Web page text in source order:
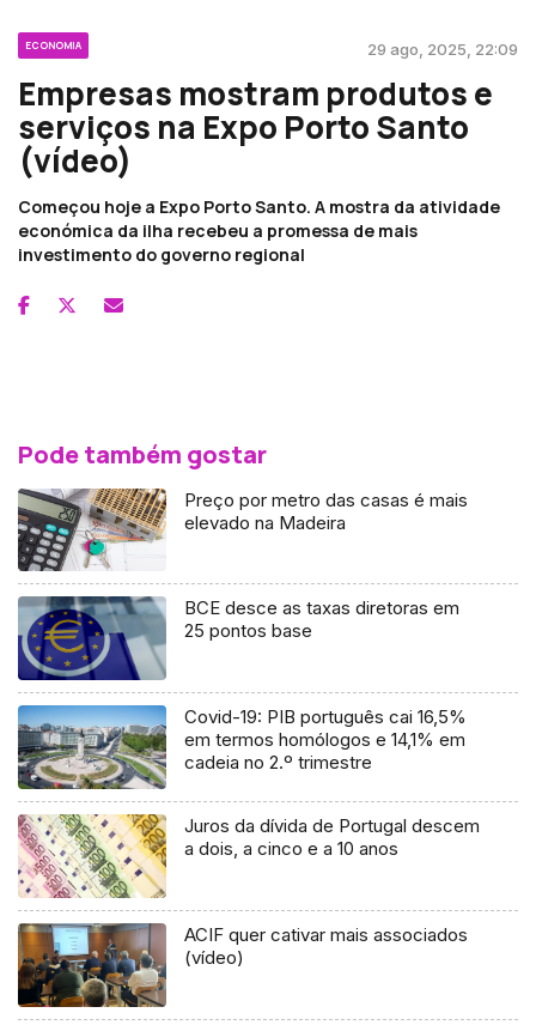
ECONOMIA 29 ago, 2025, 22:09
Empresas mostram produtos e
serviços na Expo Porto Santo
(vídeo)
Começou hoje a Expo Porto Santo. A mostra da atividade
económica da ilha recebeu a promessa de mais
investimento do governo regional
Pode também gostar
Preço por metro das casas é mais
elevado na Madeira
BCE desce as taxas diretoras em
25 pontos base
Covid-19: PIB português cai 16,5%
em termos homólogos e 14,1% em
cadeia no 2.º trimestre
Juros da dívida de Portugal descem
a dois, a cinco e a 10 anos
ACIF quer cativar mais associados
(vídeo)